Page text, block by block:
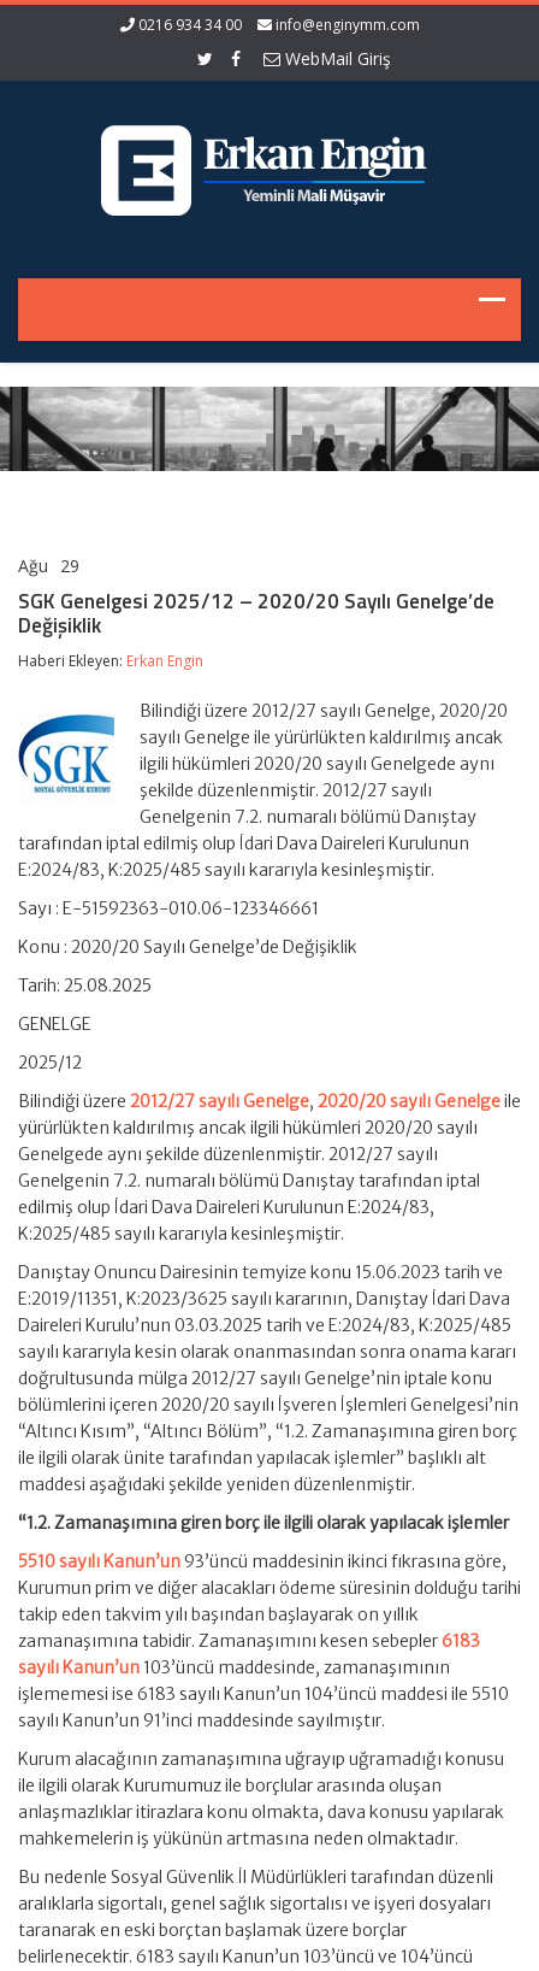
0216 934 34 00 info@enginymm.com
WebMail Giriş
Ağu 29
2025/12
Sayılı
Değişiklik
için
SGK Genelgesi 2025/12 – 2020/20 Sayılı Genelge’de
Değişiklik
Haberi Ekleyen: Erkan Engin
Bilindiği üzere 2012/27 sayılı Genelge, 2020/20
sayılı Genelge ile yürürlükten kaldırılmış ancak
ilgili hükümleri 2020/20 sayılı Genelgede aynı
şekilde düzenlenmiştir. 2012/27 sayılı
Genelgenin 7.2. numaralı bölümü Danıştay
tarafından iptal edilmiş olup İdari Dava Daireleri Kurulunun
E:2024/83, K:2025/485 sayılı kararıyla kesinleşmiştir.
Sayı : E-51592363-010.06-123346661
Konu : 2020/20 Sayılı Genelge’de Değişiklik
Tarih: 25.08.2025
GENELGE
2025/12
Bilindiği üzere 2012/27 sayılı Genelge, 2020/20 sayılı Genelgeile
yürürlükten kaldırılmış ancak ilgili hükümleri 2020/20 sayılı
Genelgede aynı şekilde düzenlenmiştir. 2012/27 sayılı
Genelgenin 7.2. numaralı bölümü Danıştay tarafından iptal
edilmiş olup İdari Dava Daireleri Kurulunun E:2024/83,
K:2025/485 sayılı kararıyla kesinleşmiştir.
Danıştay Onuncu Dairesinin temyize konu 15.06.2023 tarih ve
E:2019/11351, K:2023/3625 sayılı kararının, Danıştay İdari Dava
Daireleri Kurulu’nun 03.03.2025 tarih ve E:2024/83, K:2025/485
sayılı kararıyla kesin olarak onanmasından sonra onama kararı
doğrultusunda mülga 2012/27 sayılı Genelge’nin iptale konu
bölümlerini içeren 2020/20 sayılı İşveren İşlemleri Genelgesi’nin
“Altıncı Kısım”, “Altıncı Bölüm”, “1.2. Zamanaşımına giren borç
ile ilgili olarak ünite tarafından yapılacak işlemler” başlıklı alt
maddesi aşağıdaki şekilde yeniden düzenlenmiştir.
“1.2. Zamanaşımına giren borç ile ilgili olarak yapılacak işlemler
5510 sayılı Kanun’un93’üncü maddesinin ikinci fıkrasına göre,
Kurumun prim ve diğer alacakları ödeme süresinin dolduğu tarihi
takip eden takvim yılı başından başlayarak on yıllık
zamanaşımına tabidir. Zamanaşımını kesen sebepler6183
sayılı Kanun’un 103’üncü maddesinde, zamanaşımının
işlememesi ise 6183 sayılı Kanun’un 104’üncü maddesi ile 5510
sayılı Kanun’un 91’inci maddesinde sayılmıştır.
Kurum alacağının zamanaşımına uğrayıp uğramadığı konusu
ile ilgili olarak Kurumumuz ile borçlular arasında oluşan
anlaşmazlıklar itirazlara konu olmakta, dava konusu yapılarak
mahkemelerin iş yükünün artmasına neden olmaktadır.
Bu nedenle Sosyal Güvenlik İl Müdürlükleri tarafından düzenli
aralıklarla sigortalı, genel sağlık sigortalısı ve işyeri dosyaları
taranarak en eski borçtan başlamak üzere borçlar
belirlenecektir. 6183 sayılı Kanun’un 103’üncü ve 104’üncü